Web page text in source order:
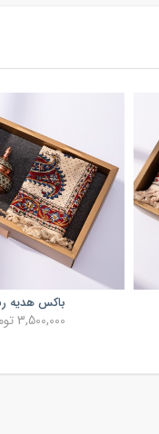
باکس هدیه
3,500,000 تومان